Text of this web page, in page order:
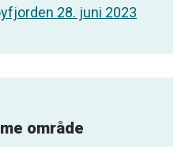
28. juni 2023
område